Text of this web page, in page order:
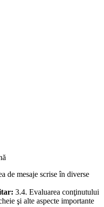
de mesaje scrise în diverse
3.4. Evaluarea conţinutului
şi alte aspecte importante